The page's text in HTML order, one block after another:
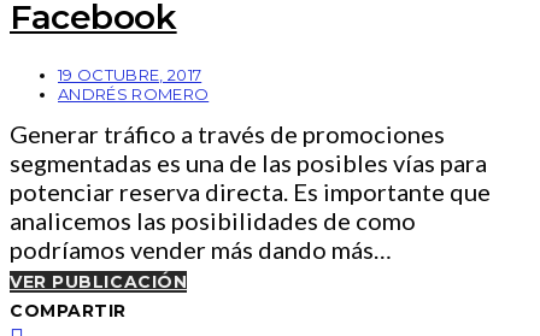
Facebook
19 OCTUBRE, 2017
ANDRÉS ROMERO
Generar tráfico a través de promociones
segmentadas es una de las posibles vías para
potenciar reserva directa. Es importante que
analicemos las posibilidades de como
podríamos vender más dando más…
VER PUBLICACIÓN
COMPARTIR